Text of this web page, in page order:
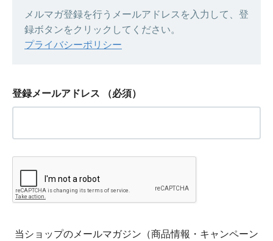
メルマガ登録を行うメールアドレスを入力して、登
録ボタンをクリックしてください。
プライバシーポリシー
登録メールアドレス （必須）
当ショップのメールマガジン（商品情報・キャンペーン